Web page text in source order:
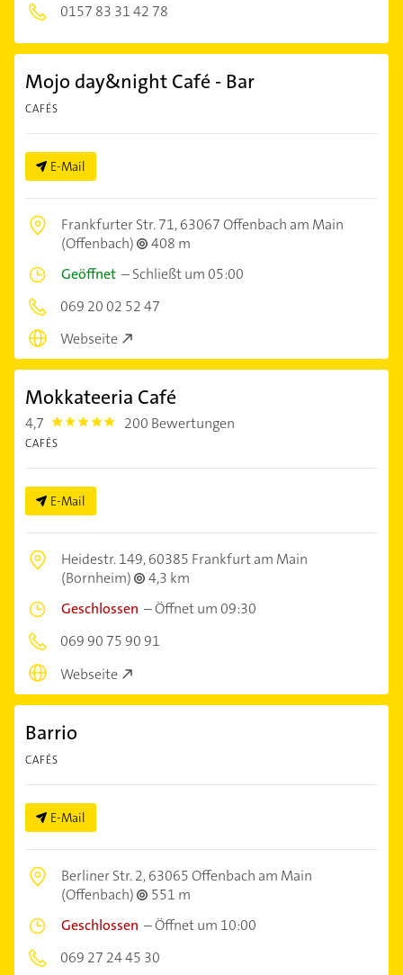
0157 83 31 42 78
Mojo day&night Café - Bar
CAFÉS
E-Mail
Frankfurter Str. 71,63067 Offenbach am Main
(Offenbach)
408 m
Geöffnet –Schließt um 05:00
069 20 02 52 47
Webseite
Mokkateeria Café
4,7 4.7000003 200 Bewertungen
CAFÉS
E-Mail
Heidestr. 149,60385 Frankfurt am Main
(Bornheim)
4,3 km
Geschlossen –Öffnet um 09:30
069 90 75 90 91
Webseite
Barrio
CAFÉS
E-Mail
Berliner Str. 2,63065 Offenbach am Main
(Offenbach)
551 m
Geschlossen –Öffnet um 10:00
069 27 24 45 30